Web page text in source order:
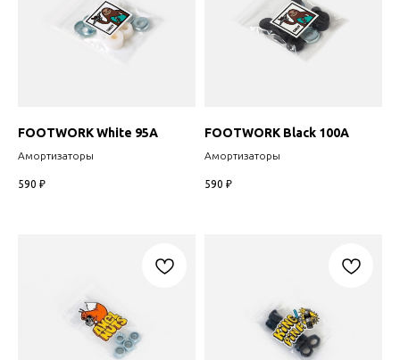
FOOTWORK White 95A
Амортизаторы
590 ₽
FOOTWORK Black 100A
Амортизаторы
590 ₽